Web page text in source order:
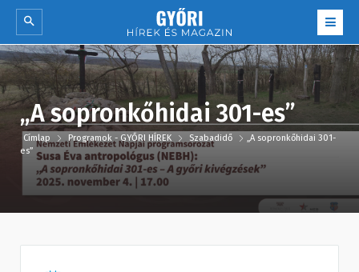
„A sopronkőhidai 301-es”
Címlap Programok - GYŐRI HÍREK Szabadidő
„A sopronkőhidai 301-
es”